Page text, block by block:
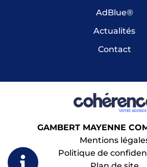
AdBlue®
Actualités
Contact
GAMBERT MAYENNE
Mentions
Politique de